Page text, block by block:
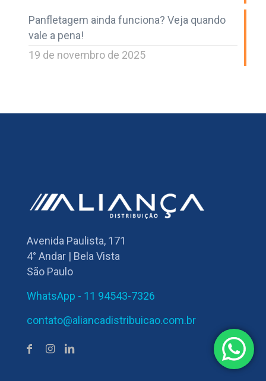
Panfletagem ainda funciona? Veja quando
vale a pena!
19 de novembro de 2025
Avenida Paulista, 171
4° Andar | Bela Vista
São Paulo
WhatsApp - 11 94543-7326
contato@aliancadistribuicao.com.br